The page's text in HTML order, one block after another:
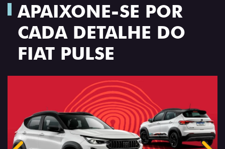
APAIXONE-SE POR
CADA DETALHE DO
FIAT PULSE